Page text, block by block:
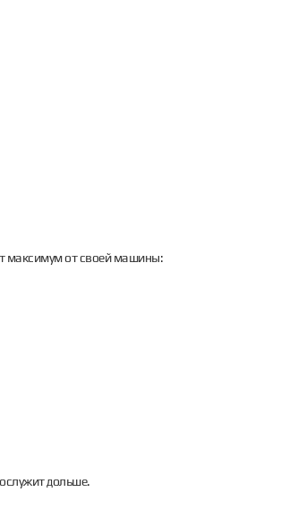
максимум от своей машины:
дольше.